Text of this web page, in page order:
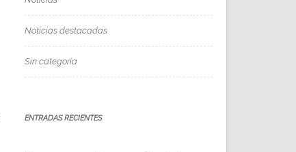
Noticias destacadas
Sin categoría
ENTRADAS RECIENTES